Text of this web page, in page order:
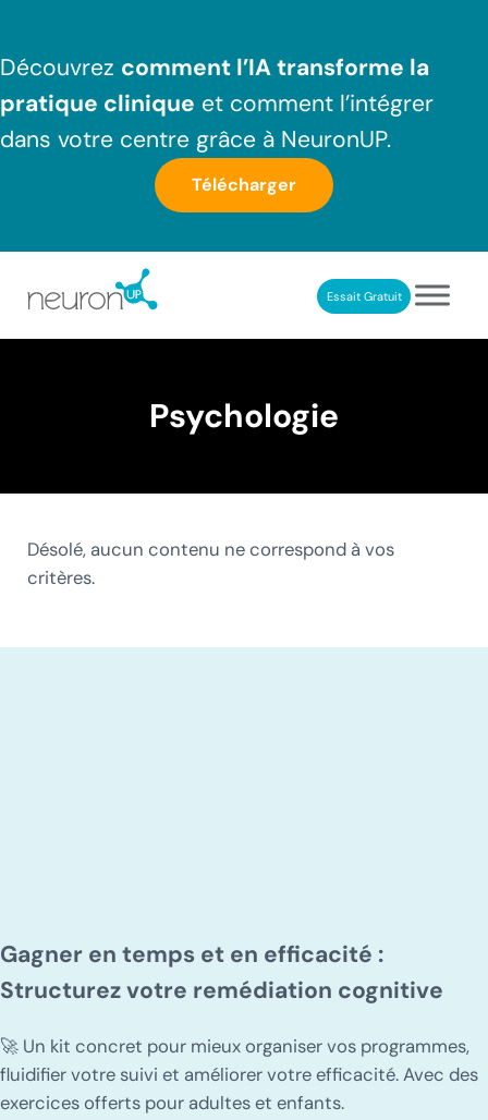
Découvrez comment l’IA transforme la
pratique clinique et comment l’intégrer
dans votre centre grâce à NeuronUP.
Télécharger
Essait Gratuit
Psychologie
Désolé, aucun contenu ne correspond à vos
critères.
Gagner en temps et en efficacité :
Structurez votre remédiation cognitive
🚀 Un kit concret pour mieux organiser vos programmes,
fluidifier votre suivi et améliorer votre efficacité. Avec des
exercices offerts pour adultes et enfants.